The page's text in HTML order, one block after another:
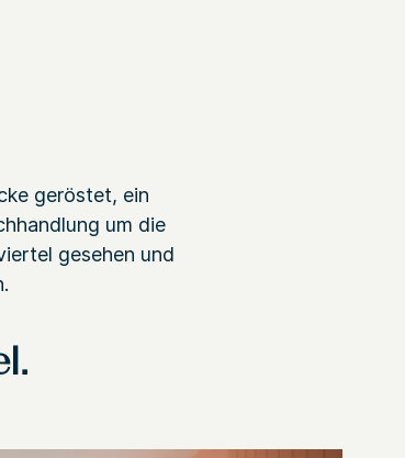
geröstet, ein
um die
gesehen und